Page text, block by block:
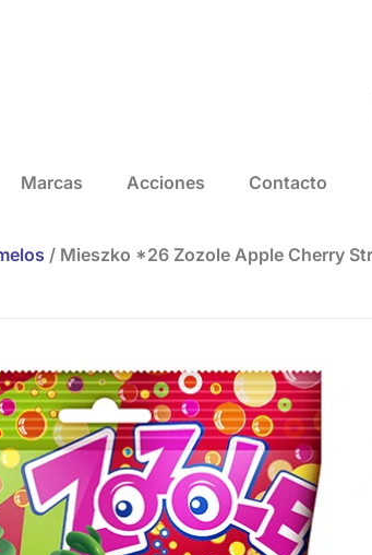
Marcas Acciones Contacto
/ Mieszko *26 Zozole Apple Cherry